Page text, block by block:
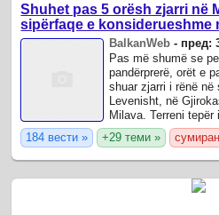
Shuhet pas 5 orësh zjarri në
sipërfaqe e konsiderueshme
BalkanWeb - пред:
Pas më shumë se
pandërprerë, orët e
shuar zjarri i rënë
Levenisht, në
Milava. Terreni
zjarrit e bënë
184 вести » +29 теми »